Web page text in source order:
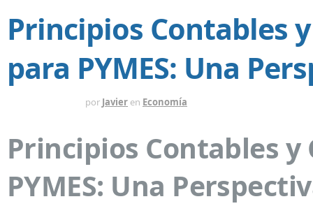
Principios Contables
para PYMES: Una
por Javier en Economía
Principios Contables
PYMES: Una